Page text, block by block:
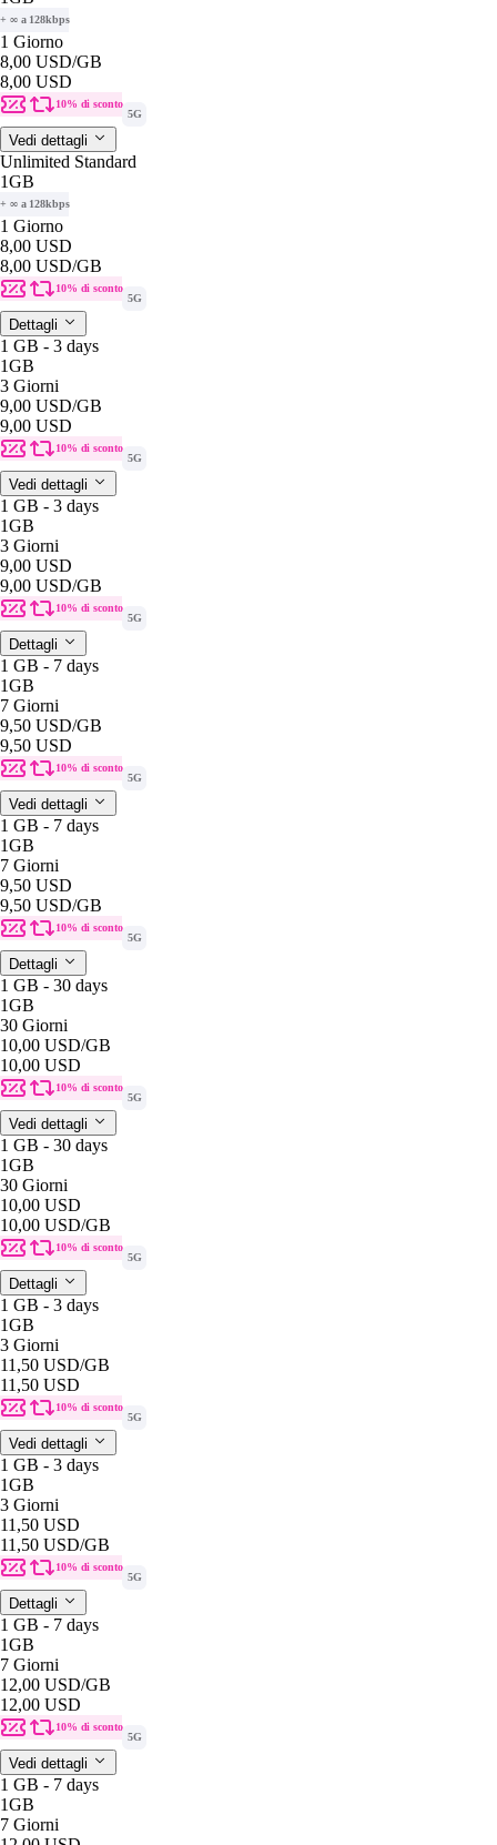
+ ∞ a 128kbps
1 Giorno
8,00 USD/GB
8,00 USD
10% di sconto
5G
Vedi dettagli
Unlimited Standard
1GB
+ ∞ a 128kbps
1 Giorno
8,00 USD
8,00 USD/GB
10% di sconto
5G
Dettagli
1 GB - 3 days
1GB
3 Giorni
9,00 USD/GB
9,00 USD
10% di sconto
5G
Vedi dettagli
1 GB - 3 days
1GB
3 Giorni
9,00 USD
9,00 USD/GB
10% di sconto
5G
Dettagli
1 GB - 7 days
1GB
7 Giorni
9,50 USD/GB
9,50 USD
10% di sconto
5G
Vedi dettagli
1 GB - 7 days
1GB
7 Giorni
9,50 USD
9,50 USD/GB
10% di sconto
5G
Dettagli
1 GB - 30 days
1GB
30 Giorni
10,00 USD/GB
10,00 USD
10% di sconto
5G
Vedi dettagli
1 GB - 30 days
1GB
30 Giorni
10,00 USD
10,00 USD/GB
10% di sconto
5G
Dettagli
1 GB - 3 days
1GB
3 Giorni
11,50 USD/GB
11,50 USD
10% di sconto
5G
Vedi dettagli
1 GB - 3 days
1GB
3 Giorni
11,50 USD
11,50 USD/GB
10% di sconto
5G
Dettagli
1 GB - 7 days
1GB
7 Giorni
12,00 USD/GB
12,00 USD
10% di sconto
5G
Vedi dettagli
1 GB - 7 days
1GB
7 Giorni